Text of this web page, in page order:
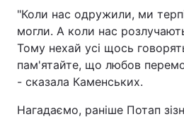
"Коли нас одружили, ми
могли. А коли нас
Тому нехай усі щось
пам'ятайте, що любов
- сказала Каменських.
Нагадаємо, раніше Потап